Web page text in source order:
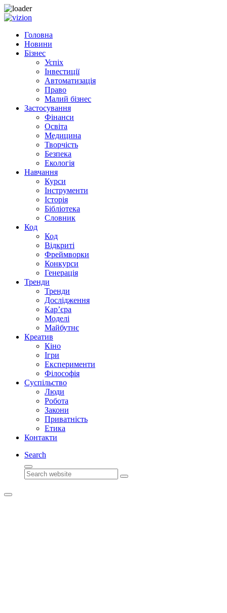
Skip to content
Головна
Новини
Бізнес
Успіх
Інвестиції
Автоматизація
Право
Малий бізнес
Застосування
Фінанси
Освіта
Медицина
Творчість
Безпека
Екологія
Навчання
Курси
Інструменти
Історія
Бібліотека
Словник
Код
Код
Відкриті
Фреймворки
Конкурси
Генерація
Тренди
Тренди
Дослідження
Кар’єра
Моделі
Майбутнє
Креатив
Кіно
Ігри
Експерименти
Філософія
Суспільство
Люди
Робота
Закони
Приватність
Етика
Контакти
Search
Search